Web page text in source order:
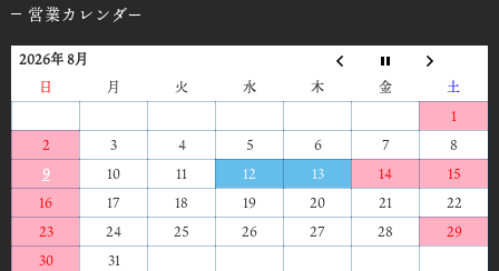
営業カレンダー
2026年 8月
日
月 火 水 木 金
土
1
2
3 4 5 6 7
8
9
10 11 12 13 14
15
16
17 18 19 20 21
22
23
24 25 26 27 28
29
30
31